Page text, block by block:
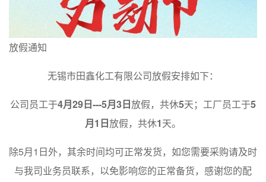
放假通知
无锡市田鑫化工有限公司放假安排如下：
公司员工于4月29日---5月3日放假，共休5天；工厂员工于5
月1日放假，共休1天。
除5月1日外，其余时间均可正常发货，如您需要采购请及时
与我司业务员联系，以免影响您的正常备货，感谢您的配